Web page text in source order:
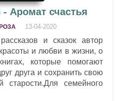
Аромат счастья
13-04-2020
и сказок автор
и любви в жизни, о
которые помогают
друга и сохранить свою
старости.Для семейного